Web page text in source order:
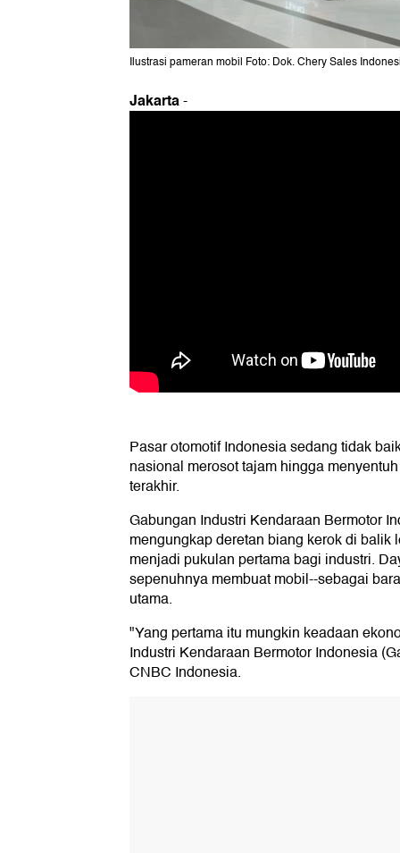
Ilustrasi pameran mobil Foto: Dok. Chery Sales
Jakarta-
Pasar otomotif Indonesia sedang tidak
nasional merosot tajam hingga
terakhir.
Gabungan Industri Kendaraan Bermotor
mengungkap deretan biang kerok di balik
menjadi pukulan pertama bagi industri.
sepenuhnya membuat mobil--sebagai
utama.
"Yang pertama itu mungkin keadaan
Industri Kendaraan Bermotor Indonesia
CNBC Indonesia.